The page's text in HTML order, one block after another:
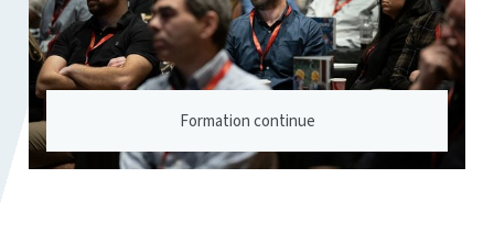
Formation continue